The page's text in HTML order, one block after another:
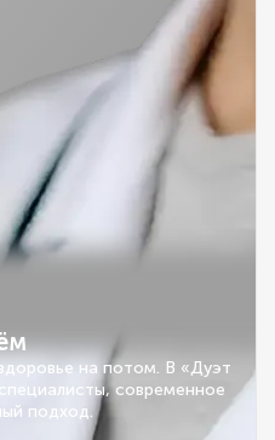
на потом. В «Дуэт
современное
подход.